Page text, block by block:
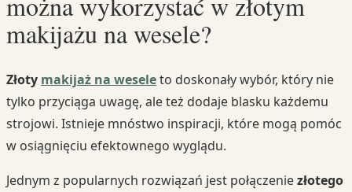
makijażu na wesele?
Złoty makijaż na weseleto doskonały wybór, który nie
tylko przyciąga uwagę, ale też dodaje blasku każdemu
strojowi. Istnieje mnóstwo inspiracji, które mogą pomóc
w osiągnięciu efektownego wyglądu.
Jednym z popularnych rozwiązań jest połączeniezłotego